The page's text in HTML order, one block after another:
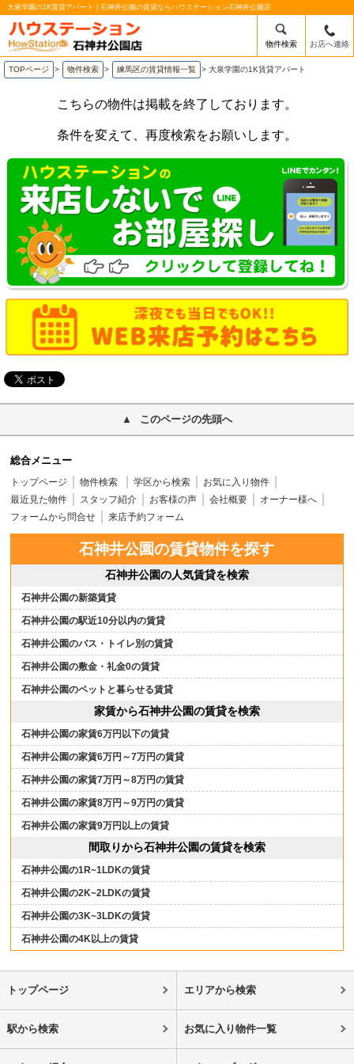
大泉学園の1K賃貸アパート | 石神井公園の賃貸ならハウステーション石神井公園店
物件検索 お店へ連絡
TOPページ > 物件検索 > 練馬区の賃貸情報一覧 > 大泉学園の1K賃貸アパート
こちらの物件は掲載を終了しております。
条件を変えて、再度検索をお願いします。
このページの先頭へ
総合メニュー
トップページ 物件検索 学区から検索
お気に入り物件
最近見た物件
スタッフ紹介 お客様の声 会社概要
オーナー様へ
フォームから問合せ
来店予約フォーム
石神井公園の賃貸物件を探す
石神井公園の人気賃貸を検索
石神井公園の新築賃貸
石神井公園の駅近10分以内の賃貸
石神井公園のバス・トイレ別の賃貸
石神井公園の敷金・礼金0の賃貸
石神井公園のペットと暮らせる賃貸
家賃から石神井公園の賃貸を検索
石神井公園の家賃6万円以下の賃貸
石神井公園の家賃6万円～7万円の賃貸
石神井公園の家賃7万円～8万円の賃貸
石神井公園の家賃8万円～9万円の賃貸
石神井公園の家賃9万円以上の賃貸
間取りから石神井公園の賃貸を検索
石神井公園の1R~1LDKの賃貸
石神井公園の2K~2LDKの賃貸
石神井公園の3K~3LDKの賃貸
石神井公園の4K以上の賃貸
トップページ エリアから検索
駅から検索 お気に入り物件一覧